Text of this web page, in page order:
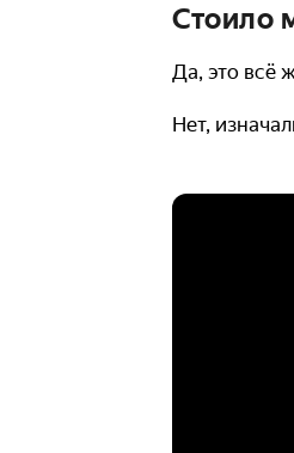
Стоило
Да, это всё
Нет,